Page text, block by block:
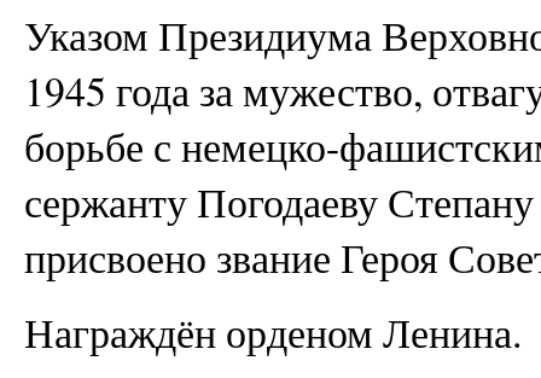
Указом Президиума
1945 года за мужество,
борьбе с немецко-
сержанту Погодаеву
присвоено звание Героя
Награждён орденом Ленина.